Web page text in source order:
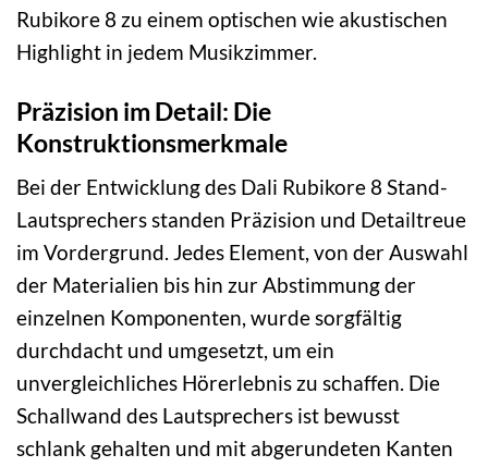
Rubikore 8 zu einem optischen wie akustischen
Highlight in jedem Musikzimmer.
Präzision im Detail: Die
Konstruktionsmerkmale
Bei der Entwicklung des Dali Rubikore 8 Stand-
Lautsprechers standen Präzision und Detailtreue
im Vordergrund. Jedes Element, von der Auswahl
der Materialien bis hin zur Abstimmung der
einzelnen Komponenten, wurde sorgfältig
durchdacht und umgesetzt, um ein
unvergleichliches Hörerlebnis zu schaffen. Die
Schallwand des Lautsprechers ist bewusst
schlank gehalten und mit abgerundeten Kanten